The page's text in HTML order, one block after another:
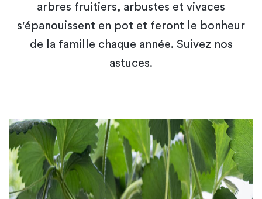
arbres fruitiers, arbustes et vivaces
s'épanouissent en pot et feront le bonheur
de la famille chaque année. Suivez nos
astuces.